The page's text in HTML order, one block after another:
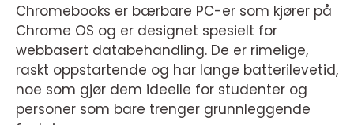
Chromebooks er bærbare PC-er som kjører på
Chrome OS og er designet spesielt for
webbasert databehandling. De er rimelige,
raskt oppstartende og har lange batterilevetid,
noe som gjør dem ideelle for studenter og
personer som bare trenger grunnleggende